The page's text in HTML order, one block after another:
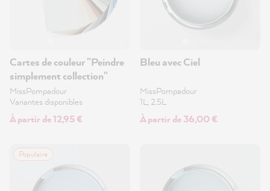
Cartes de couleur "Peindre
simplement collection"
MissPompadour
Variantes disponibles
À partir de 12,95 €
Bleu avec Ciel
MissPompadour
1L, 2.5L
À partir de 36,00 €
Populaire